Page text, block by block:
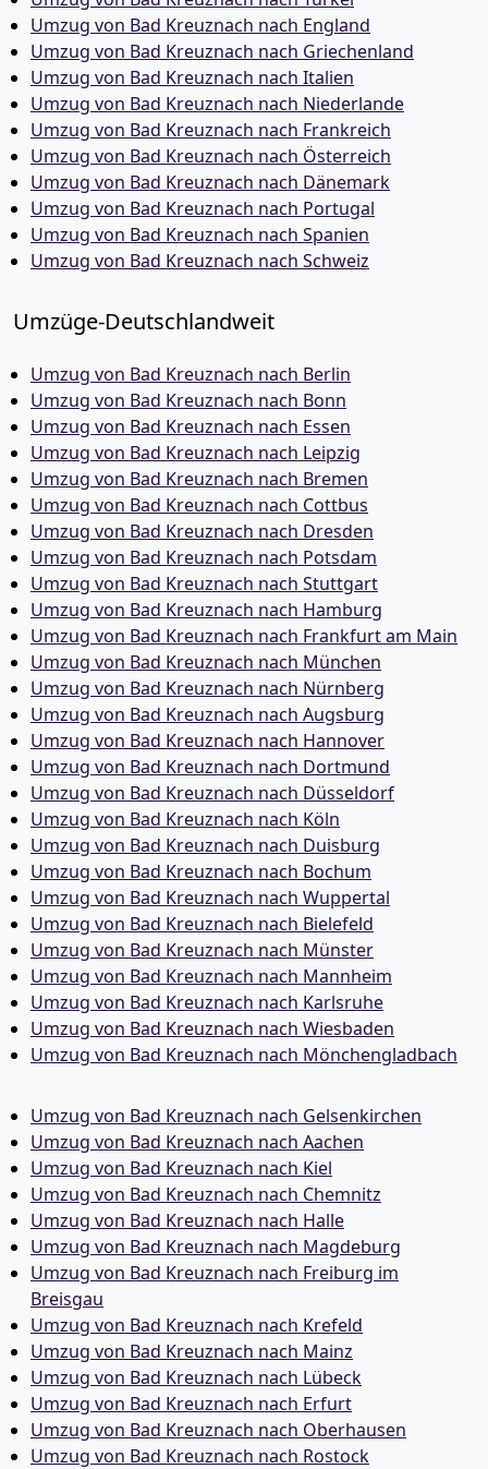
Umzug von Bad Kreuznach nach England
Umzug von Bad Kreuznach nach Griechenland
Umzug von Bad Kreuznach nach Italien
Umzug von Bad Kreuznach nach Niederlande
Umzug von Bad Kreuznach nach Frankreich
Umzug von Bad Kreuznach nach Österreich
Umzug von Bad Kreuznach nach Dänemark
Umzug von Bad Kreuznach nach Portugal
Umzug von Bad Kreuznach nach Spanien
Umzug von Bad Kreuznach nach Schweiz
Umzüge-Deutschlandweit
Umzug von Bad Kreuznach nach Berlin
Umzug von Bad Kreuznach nach Bonn
Umzug von Bad Kreuznach nach Essen
Umzug von Bad Kreuznach nach Leipzig
Umzug von Bad Kreuznach nach Bremen
Umzug von Bad Kreuznach nach Cottbus
Umzug von Bad Kreuznach nach Dresden
Umzug von Bad Kreuznach nach Potsdam
Umzug von Bad Kreuznach nach Stuttgart
Umzug von Bad Kreuznach nach Hamburg
Umzug von Bad Kreuznach nach Frankfurt am Main
Umzug von Bad Kreuznach nach München
Umzug von Bad Kreuznach nach Nürnberg
Umzug von Bad Kreuznach nach Augsburg
Umzug von Bad Kreuznach nach Hannover
Umzug von Bad Kreuznach nach Dortmund
Umzug von Bad Kreuznach nach Düsseldorf
Umzug von Bad Kreuznach nach Köln
Umzug von Bad Kreuznach nach Duisburg
Umzug von Bad Kreuznach nach Bochum
Umzug von Bad Kreuznach nach Wuppertal
Umzug von Bad Kreuznach nach Bielefeld
Umzug von Bad Kreuznach nach Münster
Umzug von Bad Kreuznach nach Mannheim
Umzug von Bad Kreuznach nach Karlsruhe
Umzug von Bad Kreuznach nach Wiesbaden
Umzug von Bad Kreuznach nach Mönchen­gladbach
Umzug von Bad Kreuznach nach Gelsenkirchen
Umzug von Bad Kreuznach nach Aachen
Umzug von Bad Kreuznach nach Kiel
Umzug von Bad Kreuznach nach Chemnitz
Umzug von Bad Kreuznach nach Halle
Umzug von Bad Kreuznach nach Magdeburg
Umzug von Bad Kreuznach nach Freiburg im
Breisgau
Umzug von Bad Kreuznach nach Krefeld
Umzug von Bad Kreuznach nach Mainz
Umzug von Bad Kreuznach nach Lübeck
Umzug von Bad Kreuznach nach Erfurt
Umzug von Bad Kreuznach nach Oberhausen
Umzug von Bad Kreuznach nach Rostock